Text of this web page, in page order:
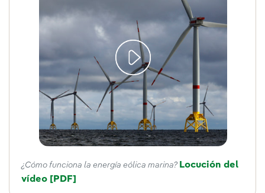
¿Cómo funciona la energía eólica marina? Locución del
vídeo Enlace externo, se abre en ventana nueva.
[PDF]